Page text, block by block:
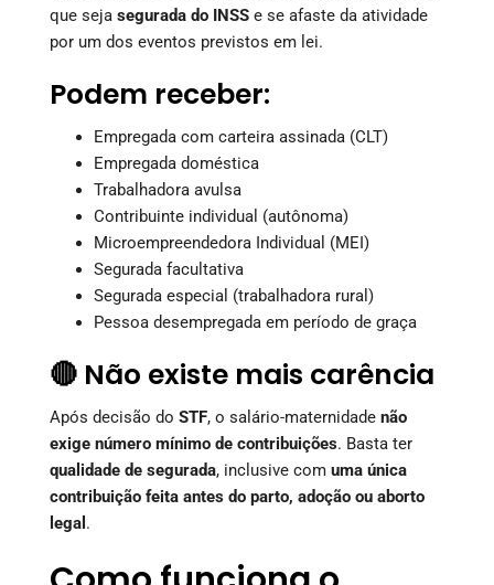
que seja segurada do INSS e se afaste da atividade
por um dos eventos previstos em lei.
Podem receber:
Empregada com carteira assinada (CLT)
Empregada doméstica
Trabalhadora avulsa
Contribuinte individual (autônoma)
Microempreendedora Individual (MEI)
Segurada facultativa
Segurada especial (trabalhadora rural)
Pessoa desempregada em período de graça
🔴 Não existe mais carência
Após decisão do STF, o salário-maternidade não
exige número mínimo de contribuições. Basta ter
qualidade de segurada, inclusive com uma única
contribuição feita antes do parto, adoção ou aborto
legal .